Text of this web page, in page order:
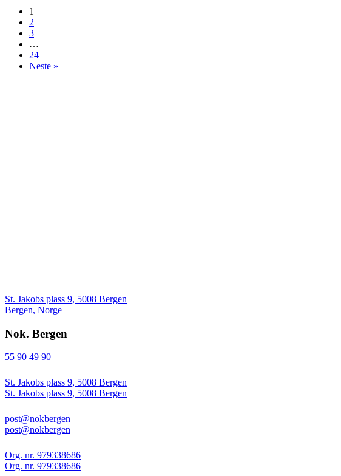
1
2
3
…
24
Neste »
St. Jakobs plass 9, 5008 Bergen
Bergen, Norge
Nok. Bergen
55 90 49 90
St. Jakobs plass 9, 5008 Bergen
St. Jakobs plass 9, 5008 Bergen
post@nokbergen
post@nokbergen
Org. nr. 979338686
Org. nr. 979338686